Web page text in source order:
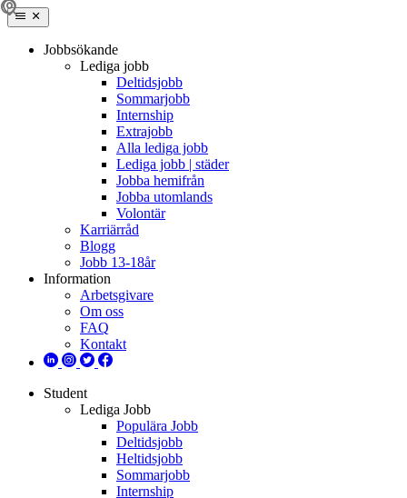
Jobbsökande
Lediga jobb
Deltidsjobb
Sommarjobb
Internship
Extrajobb
Alla lediga jobb
Lediga jobb | städer
Jobba hemifrån
Jobba utomlands
Volontär
Karriärråd
Blogg
Jobb 13-18år
Information
Arbetsgivare
Om oss
FAQ
Kontakt
Student
Lediga Jobb
Populära Jobb
Deltidsjobb
Heltidsjobb
Sommarjobb
Internship